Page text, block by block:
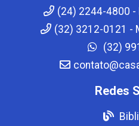
(24) 2244-4800 -
(32) 3212-0121 -
(32)
Redes